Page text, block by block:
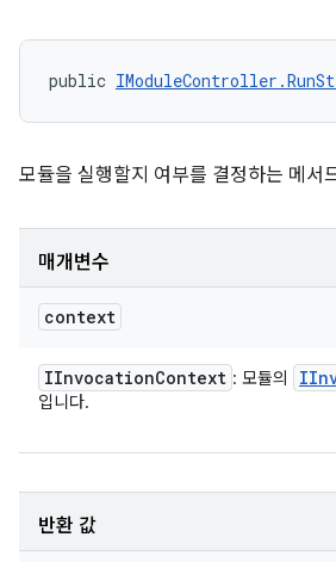
public
모듈을 실행할지 여부를 결정하는 메서
매개변수
context
IInvocationContext : 모듈의
입니다.
반환 값